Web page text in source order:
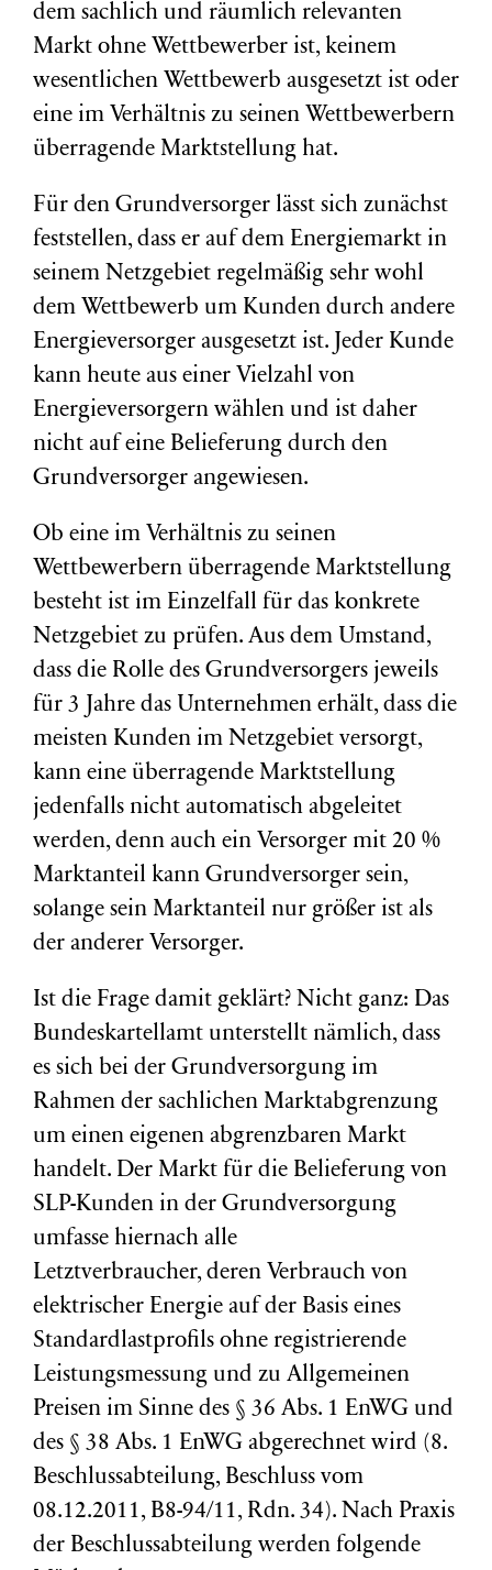
dem sachlich und räumlich relevanten
Markt ohne Wettbewerber ist, keinem
wesentlichen Wettbewerb ausgesetzt ist oder
eine im Verhältnis zu seinen Wettbewerbern
überragende Marktstellung hat.
Für den Grundversorger lässt sich zunächst
feststellen, dass er auf dem Energiemarkt in
seinem Netzgebiet regelmäßig sehr wohl
dem Wettbewerb um Kunden durch andere
Energieversorger ausgesetzt ist. Jeder Kunde
kann heute aus einer Vielzahl von
Energieversorgern wählen und ist daher
nicht auf eine Belieferung durch den
Grundversorger angewiesen.
Ob eine im Verhältnis zu seinen
Wettbewerbern überragende Marktstellung
besteht ist im Einzelfall für das konkrete
Netzgebiet zu prüfen. Aus dem Umstand,
dass die Rolle des Grundversorgers jeweils
für 3 Jahre das Unternehmen erhält, dass die
meisten Kunden im Netzgebiet versorgt,
kann eine überragende Marktstellung
jedenfalls nicht automatisch abgeleitet
werden, denn auch ein Versorger mit 20 %
Marktanteil kann Grundversorger sein,
solange sein Marktanteil nur größer ist als
der anderer Versorger.
Ist die Frage damit geklärt? Nicht ganz: Das
Bundeskartellamt unterstellt nämlich, dass
es sich bei der Grundversorgung im
Rahmen der sachlichen Marktabgrenzung
um einen eigenen abgrenzbaren Markt
handelt. Der Markt für die Belieferung von
SLP-Kunden in der Grundversorgung
umfasse hiernach alle
Letztverbraucher, deren Verbrauch von
elektrischer Energie auf der Basis eines
Standardlastprofils ohne registrierende
Leistungsmessung und zu Allgemeinen
Preisen im Sinne des § 36 Abs. 1 EnWG und
des § 38 Abs. 1 EnWG abgerechnet wird (8.
Beschlussabteilung, Beschluss vom
08.12.2011, B8-94/11, Rdn. 34). Nach Praxis
der Beschlussabteilung werden folgende